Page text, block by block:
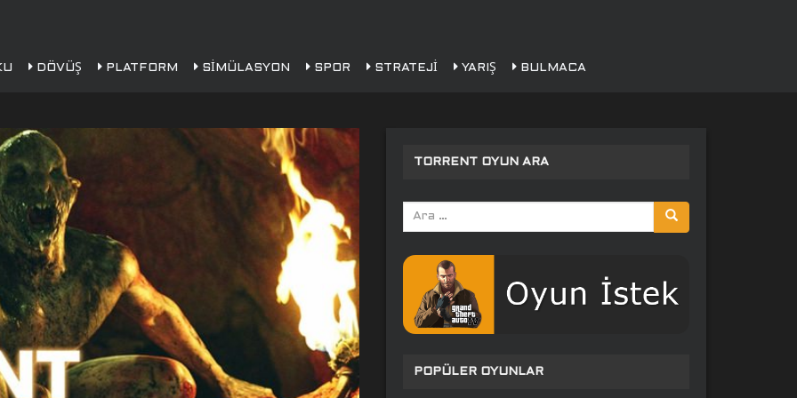
DÖVÜŞ PLATFORM SIMÜLASYON SPOR STRATEJI YARIŞ BULMACA
TORRENT OYUN ARA
Arama
yap:
POPÜLER OYUNLAR